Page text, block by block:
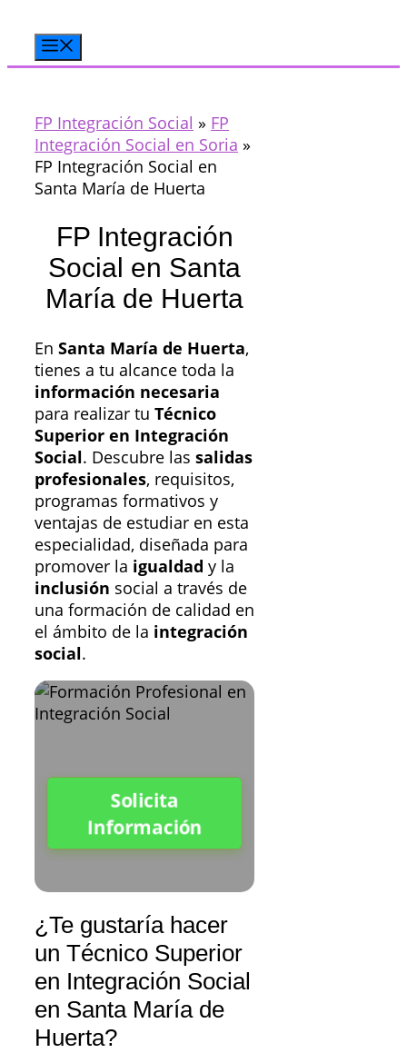
contenido
FP Integración Social » FP
Integración Social en Soria »
FP Integración Social en
Santa María de Huerta
FP Integración
Social en Santa
María de Huerta
En Santa María de Huerta,
tienes a tu alcance toda la
información necesaria
para realizar tu Técnico
Superior en Integración
Social. Descubre las salidas
profesionales, requisitos,
programas formativos y
ventajas de estudiar en esta
especialidad, diseñada para
promover la igualdad y la
inclusión social a través de
una formación de calidad en
el ámbito de la integración
social.
Solicita
Información
¿Te gustaría hacer
un Técnico Superior
en Integración Social
en Santa María de
Huerta?